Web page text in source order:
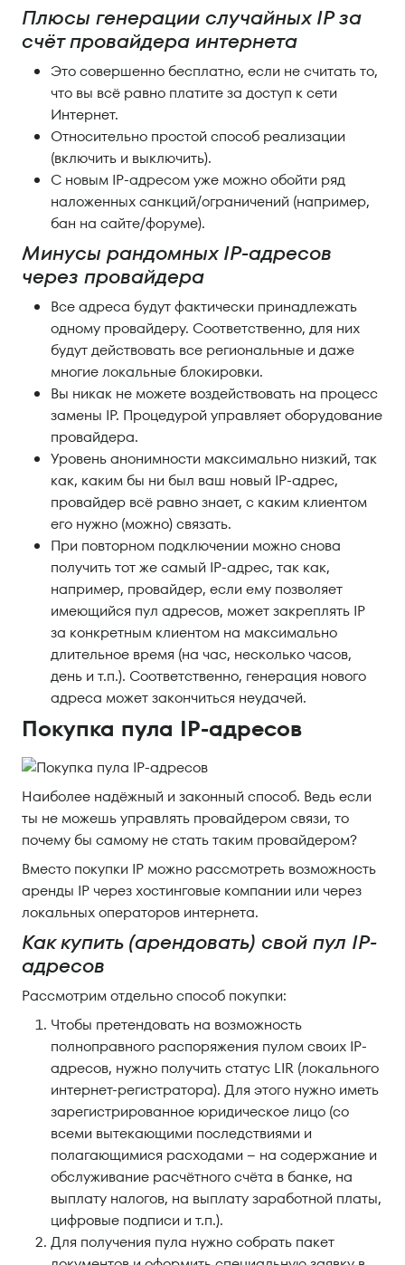
Плюсы генерации случайных IP за
счёт провайдера интернета
Это совершенно бесплатно, если не считать то,
что вы всё равно платите за доступ к сети
Интернет.
Относительно простой способ реализации
(включить и выключить).
С новым IP-адресом уже можно обойти ряд
наложенных санкций/ограничений (например,
бан на сайте/форуме).
Минусы рандомных IP-адресов
через провайдера
Все адреса будут фактически принадлежать
одному провайдеру. Соответственно, для них
будут действовать все региональные и даже
многие локальные блокировки.
Вы никак не можете воздействовать на процесс
замены IP. Процедурой управляет оборудование
провайдера.
Уровень анонимности максимально низкий, так
как, каким бы ни был ваш новый IP-адрес,
провайдер всё равно знает, с каким клиентом
его нужно (можно) связать.
При повторном подключении можно снова
получить тот же самый IP-адрес, так как,
например, провайдер, если ему позволяет
имеющийся пул адресов, может закреплять IP
за конкретным клиентом на максимально
длительное время (на час, несколько часов,
день и т.п.). Соответственно, генерация нового
адреса может закончиться неудачей.
Покупка пула IP-адресов
Наиболее надёжный и законный способ. Ведь если
ты не можешь управлять провайдером связи, то
почему бы самому не стать таким провайдером?
Вместо покупки IP можно рассмотреть возможность
аренды IP через хостинговые компании или через
локальных операторов интернета.
Как купить (арендовать) свой пул IP-
адресов
Рассмотрим отдельно способ покупки:
Чтобы претендовать на возможность
полноправного распоряжения пулом своих IP-
адресов, нужно получить статус LIR (локального
интернет-регистратора). Для этого нужно иметь
зарегистрированное юридическое лицо (со
всеми вытекающими последствиями и
полагающимися расходами – на содержание и
обслуживание расчётного счёта в банке, на
выплату налогов, на выплату заработной платы,
цифровые подписи и т.п.).
Для получения пула нужно собрать пакет